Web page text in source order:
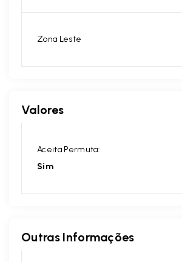
Zona Leste
Valores
Aceita Permuta:
Sim
Outras Informações